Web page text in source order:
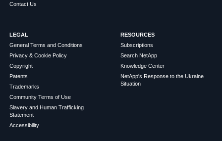
Contact Us
LEGAL
General Terms and Conditions
Privacy & Cookie Policy
Copyright
Patents
Trademarks
Community Terms of Use
Slavery and Human Trafficking
Statement
Accessibility
RESOURCES
Subscriptions
Search NetApp
Knowledge Center
NetApp's Response to the Ukraine
Situation